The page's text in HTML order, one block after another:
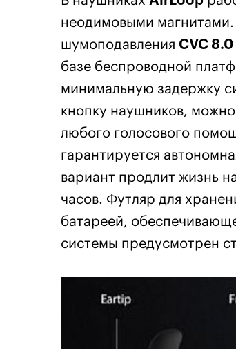
неодимовыми
шумоподавления CVC 8.0
базе беспроводной
минимальную задержку
кнопку наушников,
любого голосового
гарантируется
вариант продлит жизнь
часов. Футляр для
батареей,
системы предусмотрен